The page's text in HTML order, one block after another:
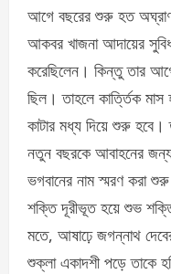
আগে বছরের শুরু হত অঘ্রাণ
আকবর খাজনা আদায়ের
করেছিলেন। কিন্তু তার
ছিল। তাহলে কার্ত্তিক
কাটার মধ্য দিয়ে শুরু হবে।
নতুন বছরকে আবাহনের
ভগবানের নাম স্মরণ করা
শক্তি দূরীভূত হয়ে শুভ
মতে, আষাঢ়ে জগন্নাথ
শুক্লা একাদশী পড়ে তাকে